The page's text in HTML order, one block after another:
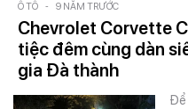
Ô TÔ - 9 NĂM TRƯỚC
Chevrolet Corvette
tiệc đêm cùng dàn
gia Đà thành
Để